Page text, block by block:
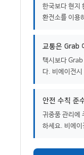
한국보다 현지
환전소를 이용
교통은 Grab
택시보다 Grab
다. 비에이전
안전 수칙 준
귀중품 관리에
하세요. 비에